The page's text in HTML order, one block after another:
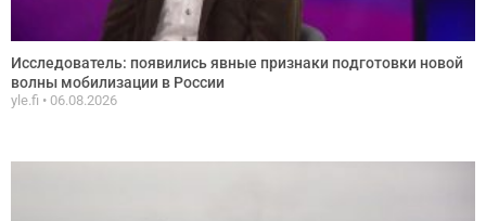
Исследователь: появились явные признаки подготовки новой
волны мобилизации в России
yle.fi 06.08.2026